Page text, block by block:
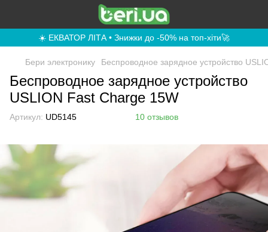
☀️ ЕКВАТОР ЛІТА • Знижки до -50% на топ-хіти🚀
Бери электронику Беспроводное зарядное устройство
Беспроводное зарядное устройство
USLION Fast Charge 15W
Артикул: UD5145 10 отзывов